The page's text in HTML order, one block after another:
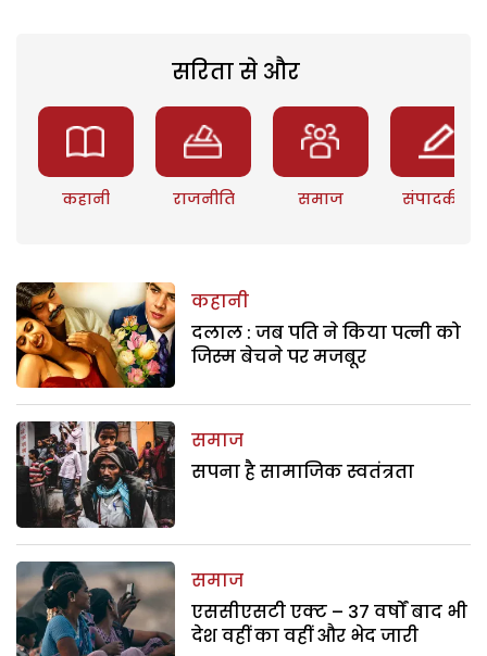
सरिता से और
कहानी राजनीति समाज संपादकीय
कहानी
दलाल : जब पति ने किया पत्नी को
जिस्म बेचने पर मजबूर
समाज
सपना है सामाजिक स्वतंत्रता
समाज
एससीएसटी एक्ट – 37 वर्षों बाद भी
देश वहीं का वहीं और भेद जारी